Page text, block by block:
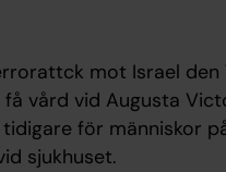
mot Israel
vård vid Augusta
för människor
sjukhuset.